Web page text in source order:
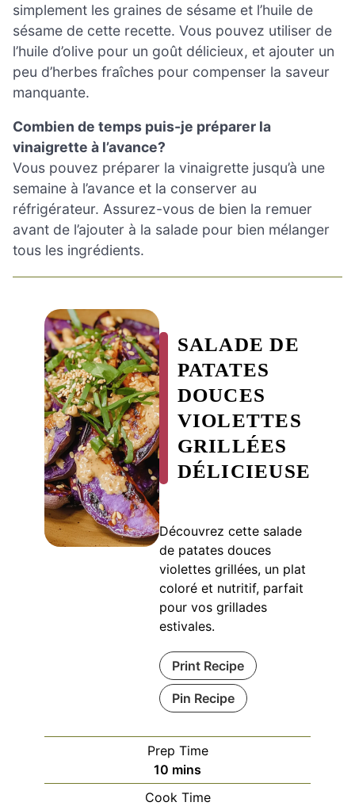
simplement les graines de sésame et l’huile de
sésame de cette recette. Vous pouvez utiliser de
l’huile d’olive pour un goût délicieux, et ajouter un
peu d’herbes fraîches pour compenser la saveur
manquante.
Combien de temps puis-je préparer la
vinaigrette à l’avance?
Vous pouvez préparer la vinaigrette jusqu’à une
semaine à l’avance et la conserver au
réfrigérateur. Assurez-vous de bien la remuer
avant de l’ajouter à la salade pour bien mélanger
tous les ingrédients.
SALADE DE
PATATES
DOUCES
VIOLETTES
GRILLÉES
DÉLICIEUSE
Découvrez cette salade
de patates douces
violettes grillées, un plat
coloré et nutritif, parfait
pour vos grillades
estivales.
Print Recipe
Pin Recipe
Prep Time
10 minutes
mins
Cook Time